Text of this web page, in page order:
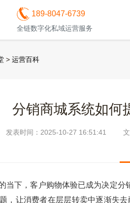
189-8047-6739
全链数字化私域运营服务
> 运营百科
分销商城系统如何
发表时间：2025-10-27 16:51:41
当下，客户购物体验已成为决定
，让消费者在层层转卖中逐渐失